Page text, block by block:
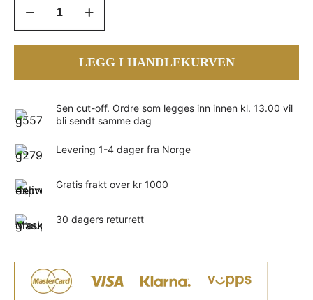
selenometionin
100
–
kapsler
antall
LEGG I HANDLEKURVEN
Sen cut-off. Ordre som legges inn innen kl. 13.00 vil
bli sendt samme dag
Levering 1-4 dager fra Norge
Gratis frakt over kr 1000
30 dagers returrett